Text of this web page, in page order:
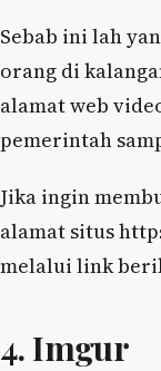
Sebab ini lah
orang di
alamat web
pemerintah
Jika ingin
alamat situs
melalui link
4. Imgur